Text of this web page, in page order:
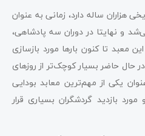
هزاران ساله دارد، زمانی به عنوان
و نهایتا در دوران سه پادشاهی،
معبد تا کنون بارها مورد بازسازی
حال حاضر بسیار کوچک‌تر از روزهای
یکی از مهم‌ترین معابد بودایی
بازدید گردشگران بسیاری قرار